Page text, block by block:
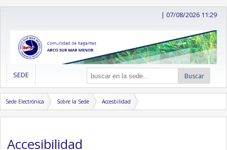
|07/08/2026 11:29
SEDE Buscar
Sede Electrónica Sobre la Sede Accesbilidad
Accesibilidad